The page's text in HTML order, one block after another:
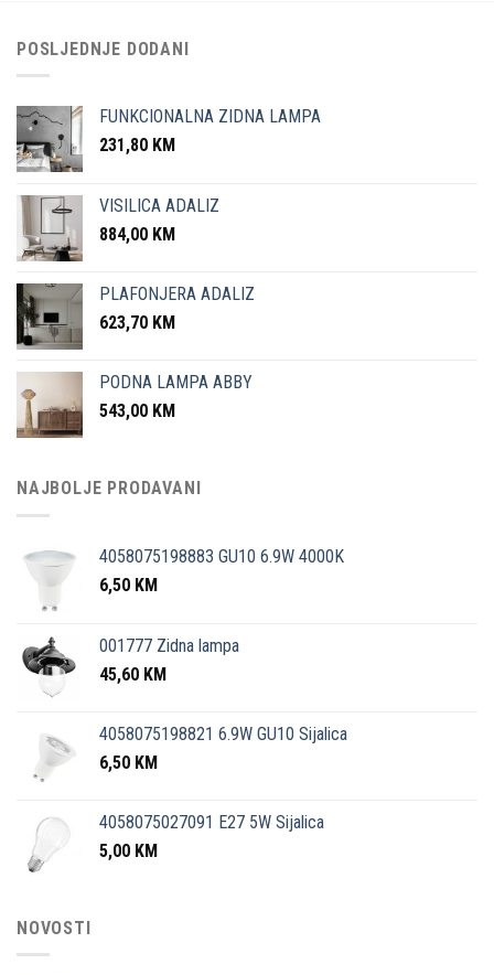
POSLJEDNJE DODANI
FUNKCIONALNA ZIDNA LAMPA
231,80 KM
VISILICA ADALIZ
884,00 KM
PLAFONJERA ADALIZ
623,70 KM
PODNA LAMPA ABBY
543,00 KM
NAJBOLJE PRODAVANI
4058075198883 GU10 6.9W 4000K
6,50 KM
001777 Zidna lampa
45,60 KM
4058075198821 6.9W GU10 Sijalica
6,50 KM
4058075027091 E27 5W Sijalica
5,00 KM
NOVOSTI